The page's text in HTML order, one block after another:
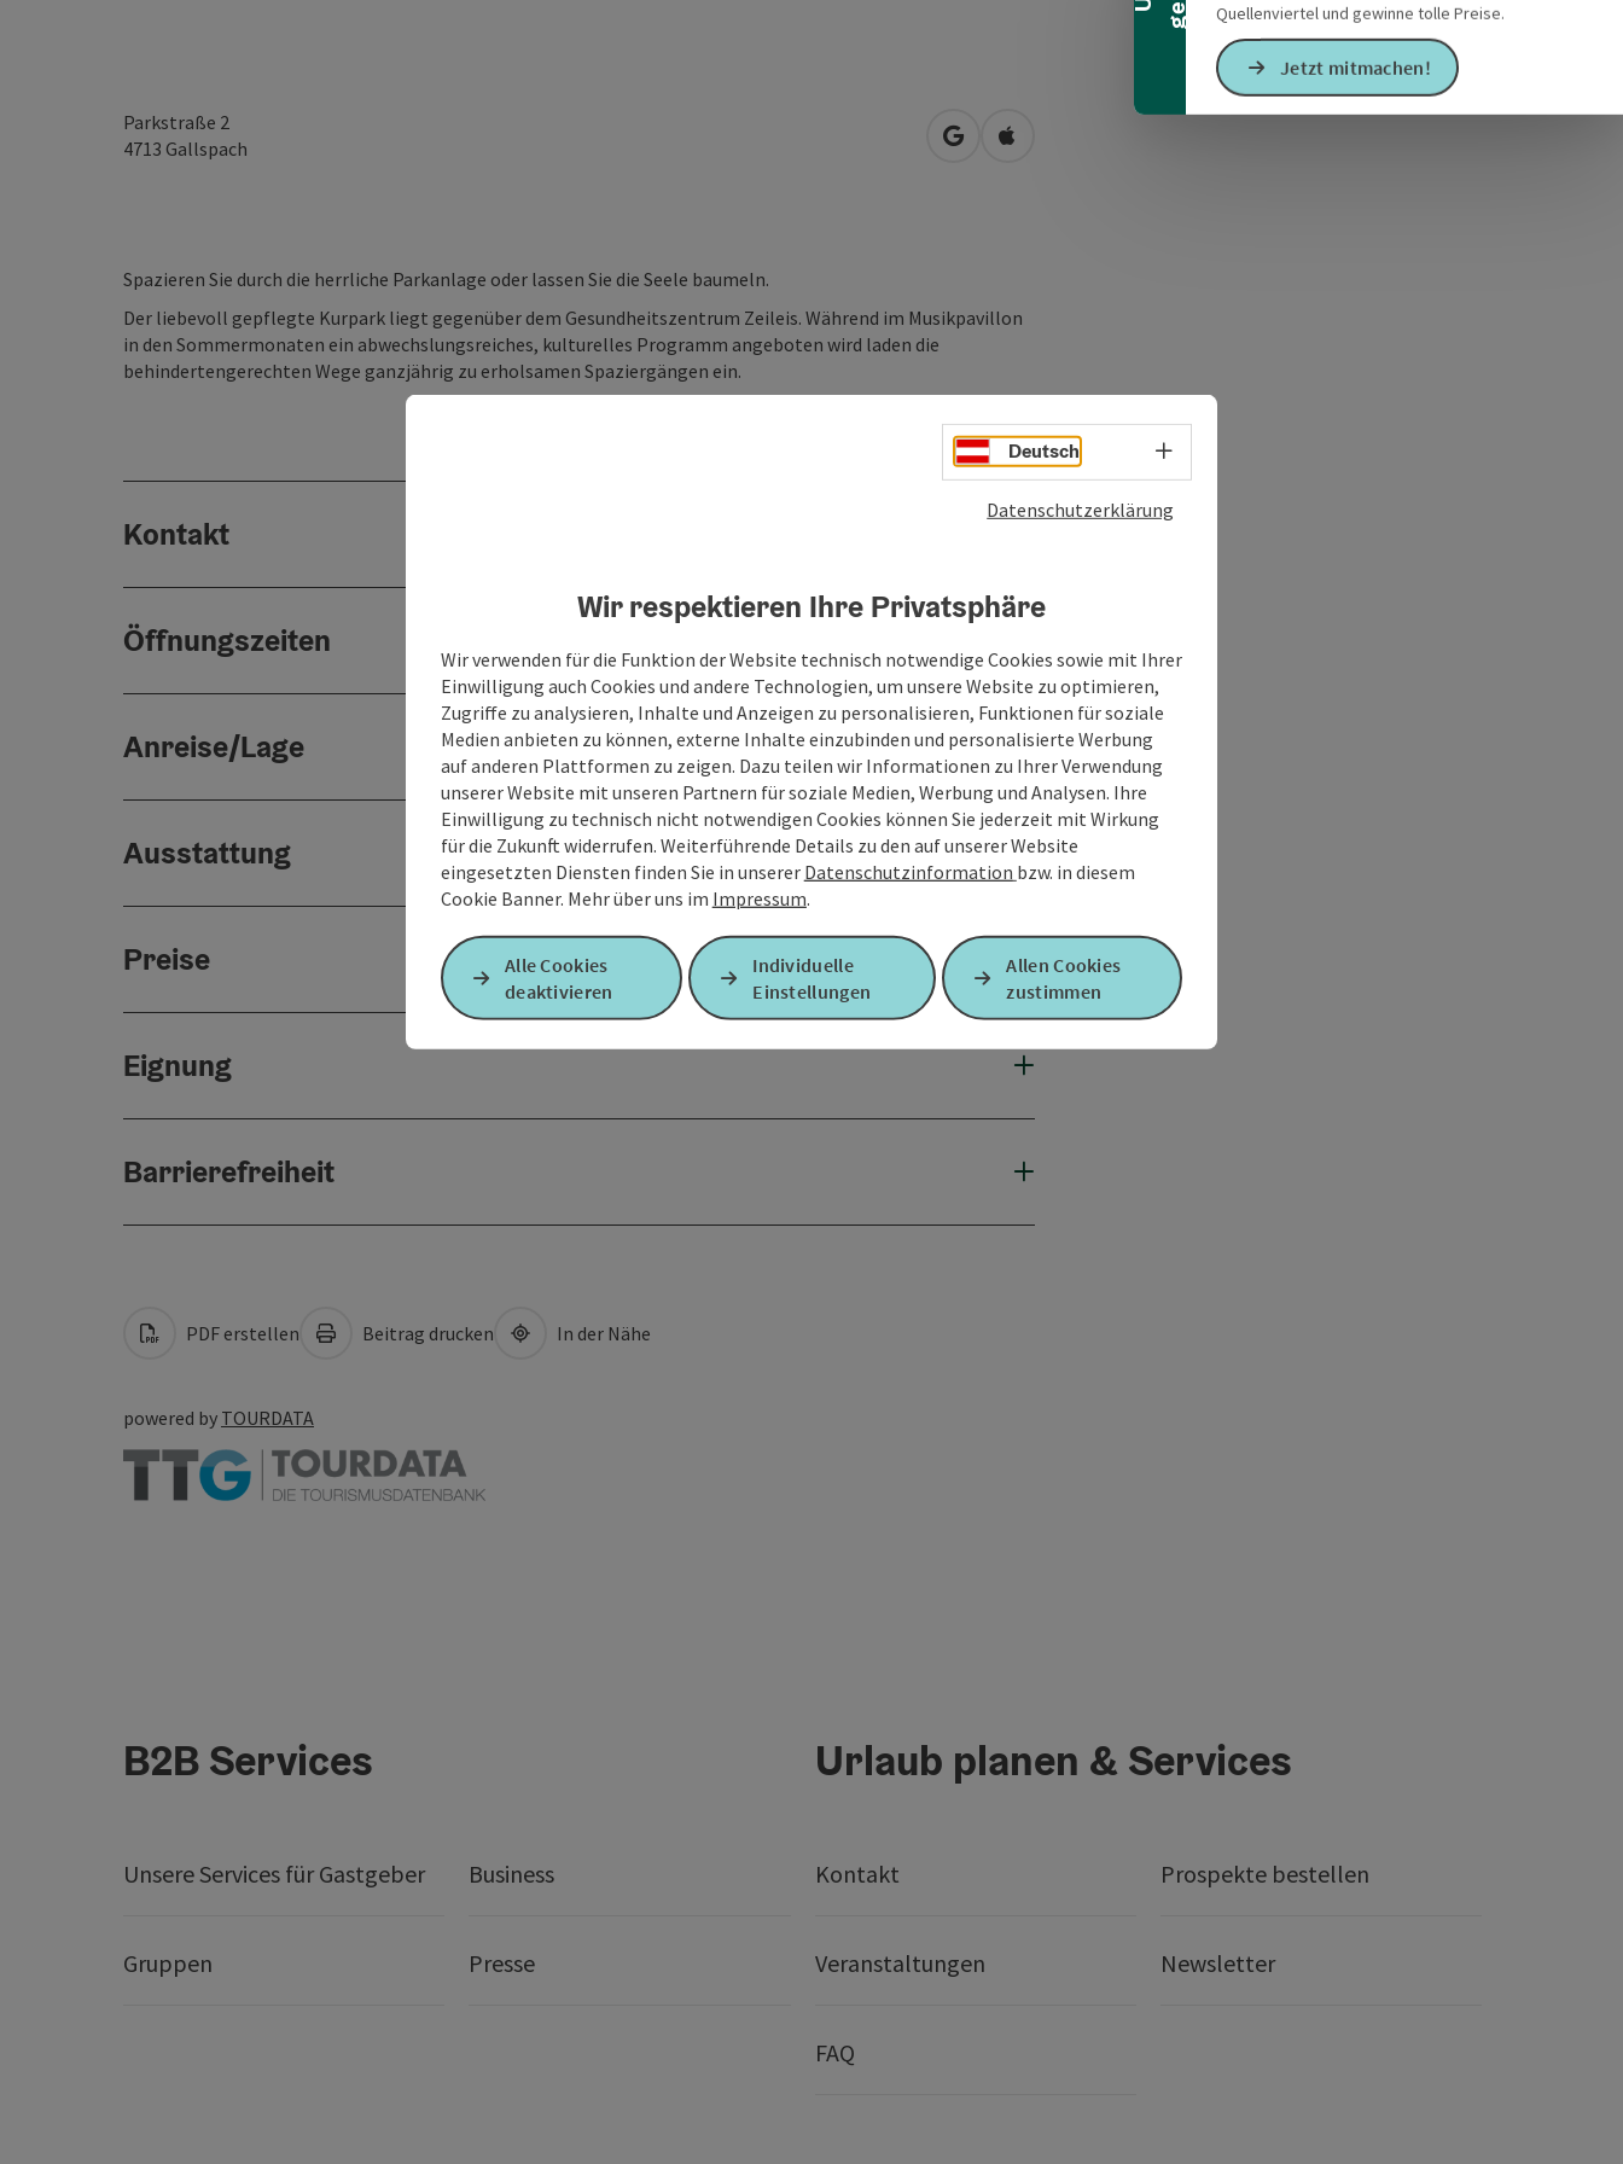
Quellenviertel und gewinne tolle Preise.
Jetzt mitmachen!
Parkstraße 2
4713 Gallspach in Google Maps öffnen
in Apple Maps öffnen
Spazieren Sie durch die herrliche Parkanlage oder lassen Sie die Seele baumeln.
Der liebevoll gepflegte Kurpark liegt gegenüber dem Gesundheitszentrum Zeileis. Während im Musikpavillon
in den Sommermonaten ein abwechslungsreiches, kulturelles Programm angeboten wird laden die
behindertengerechten Wege ganzjährig zu erholsamen Spaziergängen ein.
Kontakt
Öffnungszeiten
Anreise/Lage
Ausstattung
Preise
Eignung
Barrierefreiheit
PDF erstellen Beitrag drucken In der Nähe
powered by TOURDATA
B2B Services
Unsere Services für Gastgeber Business
Gruppen Presse
Urlaub planen & Services
Kontakt Prospekte bestellen
Veranstaltungen Newsletter
FAQ
Deutsch Sprachwahl - Menü öffnen
Datenschutzerklärung
Wir respektieren Ihre Privatsphäre
Wir verwenden für die Funktion der Website technisch notwendige Cookies sowie mit Ihrer
Einwilligung auch Cookies und andere Technologien, um unsere Website zu optimieren,
Zugriffe zu analysieren, Inhalte und Anzeigen zu personalisieren, Funktionen für soziale
Medien anbieten zu können, externe Inhalte einzubinden und personalisierte Werbung
auf anderen Plattformen zu zeigen. Dazu teilen wir Informationen zu Ihrer Verwendung
unserer Website mit unseren Partnern für soziale Medien, Werbung und Analysen. Ihre
Einwilligung zu technisch nicht notwendigen Cookies können Sie jederzeit mit Wirkung
für die Zukunft widerrufen. Weiterführende Details zu den auf unserer Website
eingesetzten Diensten finden Sie in unserer Datenschutzinformation bzw. in diesem
Cookie Banner. Mehr über uns im Impressum.
Alle Cookies
deaktivieren
Individuelle
Einstellungen
Allen Cookies
zustimmen